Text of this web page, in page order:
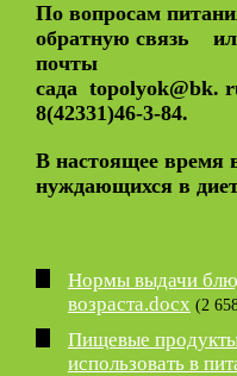
По вопросам
обратную связь
почты
сада
8(42331)46-3-84.
В настоящее время
нуждающихся в
Нормы выдачи
возраста.docx (2
Пищевые
использовать в